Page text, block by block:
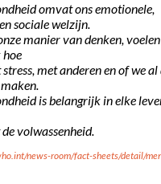
omvat ons emotionele,
sociale welzijn.
manier van denken,
hoe
met anderen en of we
is belangrijk in elke
volwassenheid.
news-room/fact-sheets/detail/